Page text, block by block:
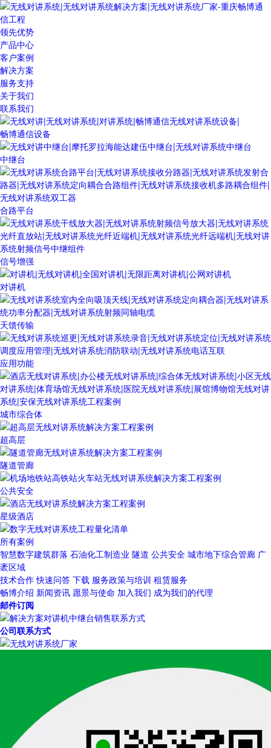
领先优势
产品中心
客户案例
解决方案
服务支持
关于我们
联系我们
畅博通信设备
中继台
合路平台
信号增强
对讲机
天馈传输
应用功能
城市综合体
超高层
隧道管廊
公共安全
星级酒店
所有案例
智慧数字建筑群落 石油化工制造业 隧道 公共安全 城市地下综合管廊 广
袤区域
技术合作 快速问答 下载 服务政策与培训 租赁服务
畅博介绍 新闻资讯 愿景与使命 加入我们 成为我们的代理
邮件订阅
公司联系方式